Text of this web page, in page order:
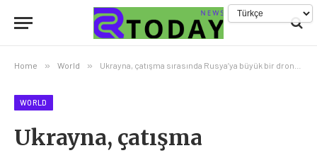
Home » World » Ukrayna, çatışma sırasında Rusya’ya büyük bir drone saldırısı düzenledi
WORLD
Ukrayna, çatışma